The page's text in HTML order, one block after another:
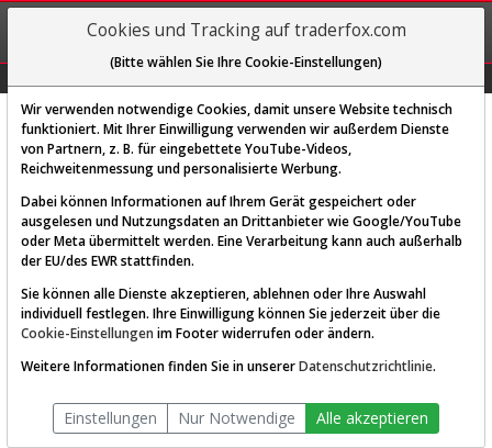
REGIS-
TRIEREN
Diese Funktion ist nur für
AKTIEN-TERMINAL
Die Aktienanalyse-Plattform von
TraderFox
Cookies und Tracking auf traderfox.com
(Bitte wählen Sie Ihre Cookie-Einstellungen)
Wir verwenden notwendige Cookies, damit unsere Website technisch
funktioniert. Mit Ihrer Einwilligung verwenden wir außerdem Dienste
von Partnern, z. B. für eingebettete YouTube-Videos,
Reichweitenmessung und personalisierte Werbung.
Dabei können Informationen auf Ihrem Gerät gespeichert oder
ausgelesen und Nutzungsdaten an Drittanbieter wie Google/YouTube
oder Meta übermittelt werden. Eine Verarbeitung kann auch außerhalb
der EU/des EWR stattfinden.
Sie können alle Dienste akzeptieren, ablehnen oder Ihre Auswahl
individuell festlegen. Ihre Einwilligung können Sie jederzeit über die
Cookie-Einstellungen im Footer widerrufen oder ändern.
Weitere Informationen finden Sie in unsererDatenschutzrichtlinie.
Einstellungen Nur Notwendige Alle akzeptieren